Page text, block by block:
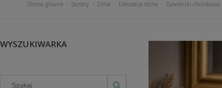
Strona główna Sezony Zima Dekoracje różne Zawieszki choinkowe
WYSZUKIWARKA